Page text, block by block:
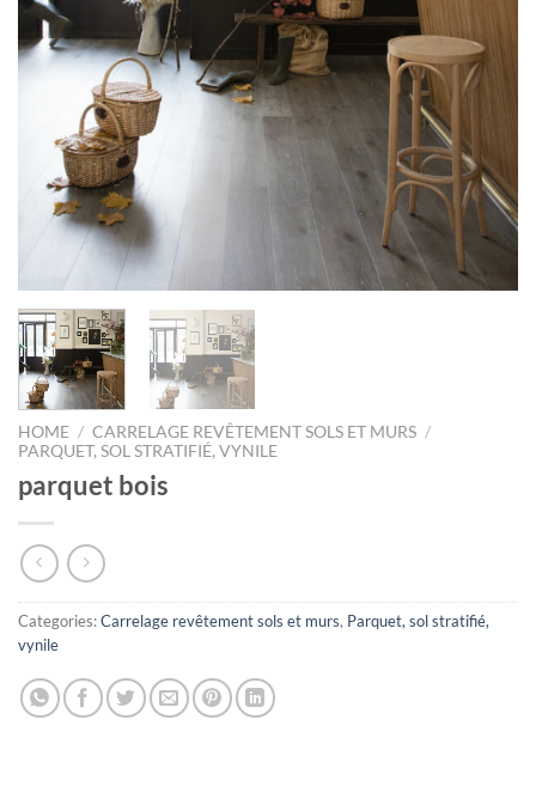
HOME / CARRELAGE REVÊTEMENT SOLS ET MURS /
PARQUET, SOL STRATIFIÉ, VYNILE
parquet bois
Categories:Carrelage revêtement sols et murs, Parquet, sol stratifié,
vynile